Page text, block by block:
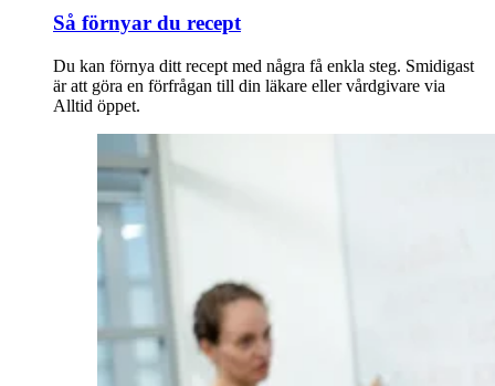
Så förnyar du recept
Du kan förnya ditt recept med några få enkla steg. Smidigast
är att göra en förfrågan till din läkare eller vårdgivare via
Alltid öppet.